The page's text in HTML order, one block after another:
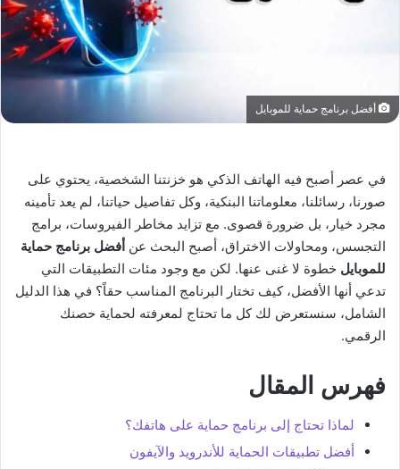
أفضل برنامج حماية للموبايل
في عصر أصبح فيه الهاتف الذكي هو خزنتنا الشخصية، يحتوي على
صورنا، رسائلنا، معلوماتنا البنكية، وكل تفاصيل حياتنا، لم يعد تأمينه
مجرد خيار، بل ضرورة قصوى. مع تزايد مخاطر الفيروسات، برامج
التجسس، ومحاولات الاختراق، أصبح البحث عن أفضل برنامج حماية
للموبايل خطوة لا غنى عنها. لكن مع وجود مئات التطبيقات التي
تدعي أنها الأفضل، كيف تختار البرنامج المناسب حقاً؟ في هذا الدليل
الشامل، سنستعرض لك كل ما تحتاج لمعرفته لحماية حصنك
الرقمي.
فهرس المقال
لماذا تحتاج إلى برنامج حماية على هاتفك؟
أفضل تطبيقات الحماية للأندرويد والآيفون